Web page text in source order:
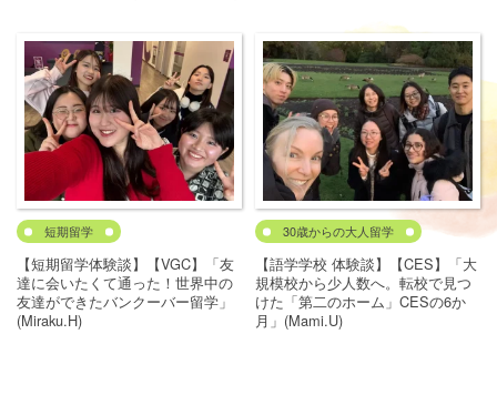
短期留学
【短期留学体験談】【VGC】「友
達に会いたくて通った！世界中の
友達ができたバンクーバー留学」
(Miraku.H)
30歳からの大人留学
【語学学校 体験談】【CES】「大
規模校から少人数へ。転校で見つ
けた「第二のホーム」CESの6か
月」(Mami.U)